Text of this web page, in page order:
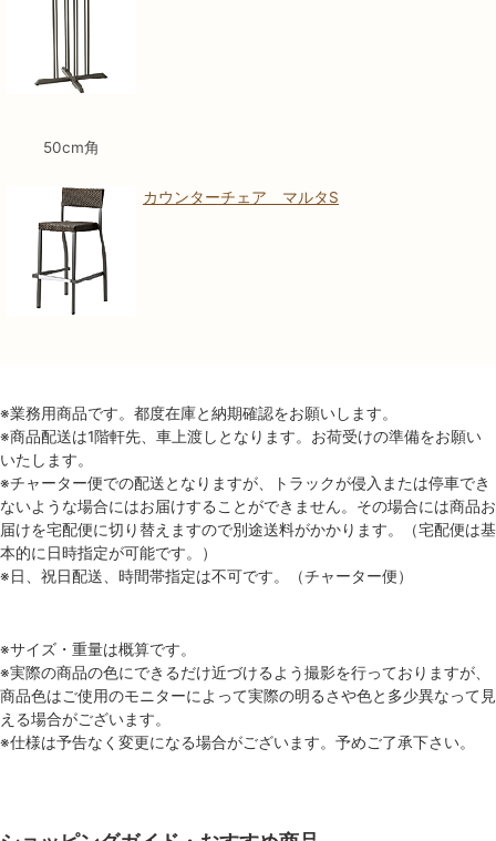
50cm角
カウンターチェア マルタS
※業務用商品です。都度在庫と納期確認をお願いします。
※商品配送は1階軒先、車上渡しとなります。お荷受けの準備をお願い
いたします。
※チャーター便での配送となりますが、トラックが侵入または停車でき
ないような場合にはお届けすることができません。その場合には商品お
届けを宅配便に切り替えますので別途送料がかかります。（宅配便は基
本的に日時指定が可能です。）
※日、祝日配送、時間帯指定は不可です。（チャーター便）
※サイズ・重量は概算です。
※実際の商品の色にできるだけ近づけるよう撮影を行っておりますが、
商品色はご使用のモニターによって実際の明るさや色と多少異なって見
える場合がございます。
※仕様は予告なく変更になる場合がございます。予めご了承下さい。